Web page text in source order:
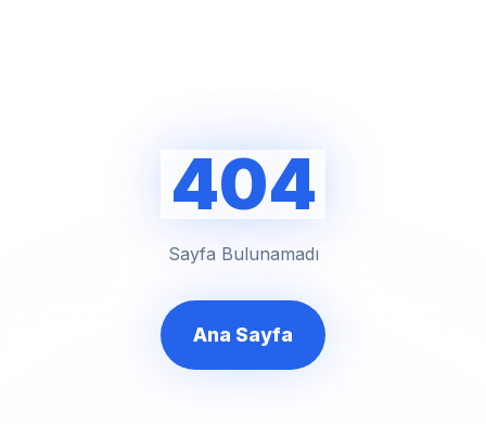
404
Sayfa Bulunamadı
Ana Sayfa